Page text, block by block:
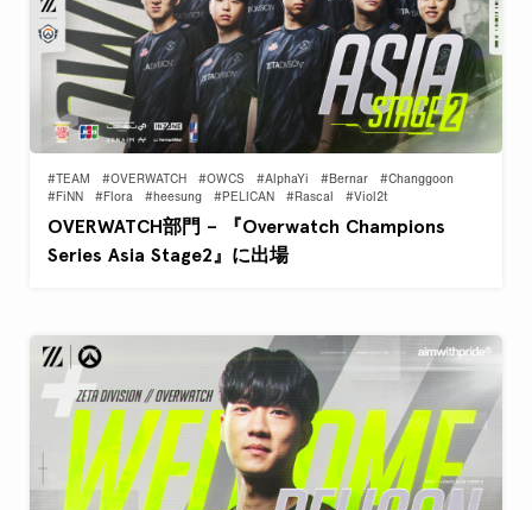
#TEAM #OVERWATCH #OWCS #AlphaYi #Bernar
#Changgoon
#FiNN
#Flora #heesung #PELICAN #Rascal #Viol2t
OVERWATCH部門 – 『Overwatch Champions
Series Asia Stage2』に出場